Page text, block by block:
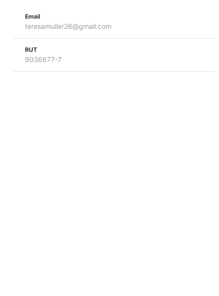
Email
teresamuller26@gmail.com
RUT
9036677-7